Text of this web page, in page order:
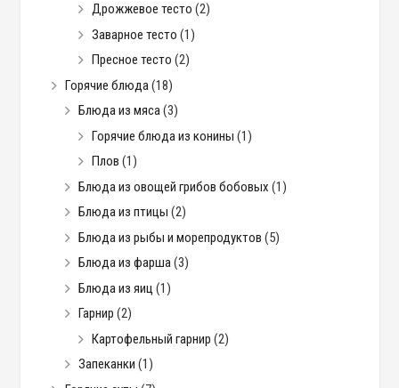
Дрожжевое тесто (2)
Заварное тесто (1)
Пресное тесто (2)
Горячие блюда(18)
Блюда из мяса(3)
Горячие блюда из конины (1)
Плов (1)
Блюда из овощей грибов бобовых (1)
Блюда из птицы (2)
Блюда из рыбы и морепродуктов (5)
Блюда из фарша(3)
Блюда из яиц (1)
Гарнир (2)
Картофельный гарнир (2)
Запеканки (1)